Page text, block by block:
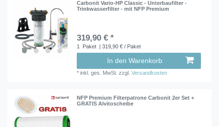
Carbonit Vario-HP Classic - Unterbaufilter -
Trinkwasserfilter - mit NFP Premium
319,90 € *
1 Paket | 319,90 € / Paket
In den Warenkorb
*inkl. ges. MwSt. zzgl.Versandkosten
NFP Premium Filterpatrone Carbonit 2er Set +
GRATIS Alvitoscheibe